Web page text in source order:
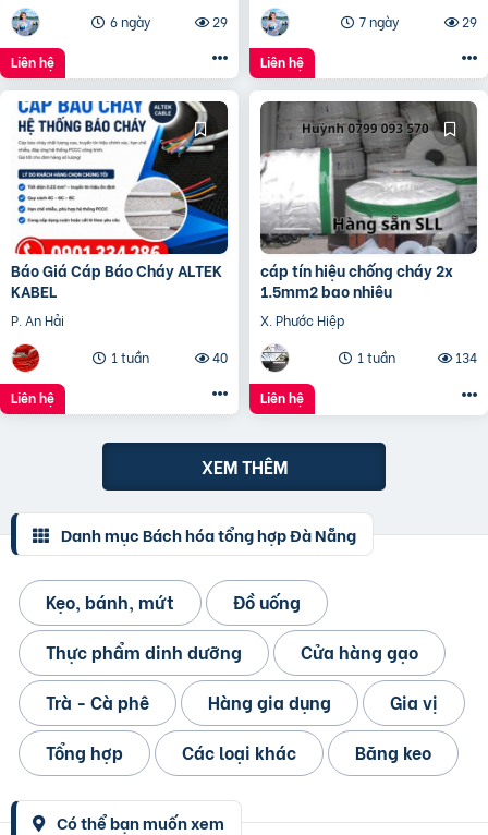
6 ngày 29
Liên hệ
7 ngày 29
Liên hệ
Báo Giá Cáp Báo Cháy ALTEK
KABEL
P. An Hải
1 tuần
40
Liên hệ
cáp tín hiệu chống cháy 2x
1.5mm2 bao nhiêu
X. Phước Hiệp
1 tuần
134
Liên hệ
XEM THÊM
Danh mục Bách hóa tổng hợp Đà Nẵng
Kẹo, bánh, mứt
Đồ uống
Thực phẩm dinh dưỡng
Cửa hàng gạo
Trà - Cà phê
Hàng gia dụng
Gia vị
Tổng hợp
Các loại khác Băng keo
Có thể bạn muốn xem